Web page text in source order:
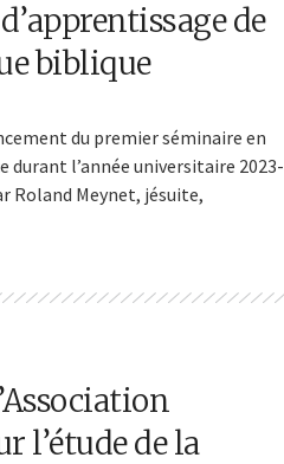
de
biblique
du premier séminaire en
durant l’année universitaire 2023-
Roland Meynet, jésuite,
l’étude de la